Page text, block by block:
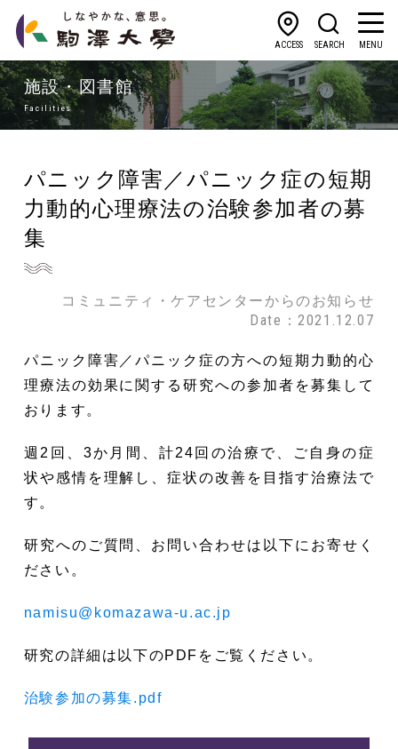
ACCESS SEARCH MENU
施設・図書館
Facilities
パニック障害／パニック症の短期
力動的心理療法の治験参加者の募
集
コミュニティ・ケアセンターからのお知らせ
Date：2021.12.07
パニック障害／パニック症の方への短期力動的心
理療法の効果に関する研究への参加者を募集して
おります。
週2回、3か月間、計24回の治療で、ご自身の症
状や感情を理解し、症状の改善を目指す治療法で
す。
研究へのご質問、お問い合わせは以下にお寄せく
ださい。
namisu@komazawa-u.ac.jp
研究の詳細は以下のPDFをご覧ください。
治験参加の募集.pdf